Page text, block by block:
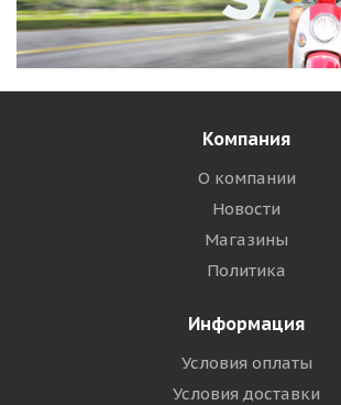
Компания
О компании
Новости
Магазины
Политика
Информация
Условия оплаты
Условия доставки